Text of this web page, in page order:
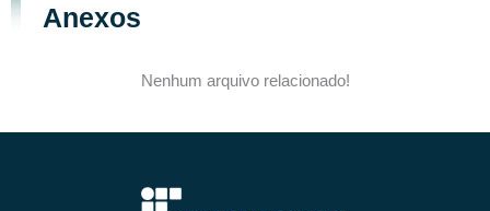
Anexos
Nenhum arquivo relacionado!